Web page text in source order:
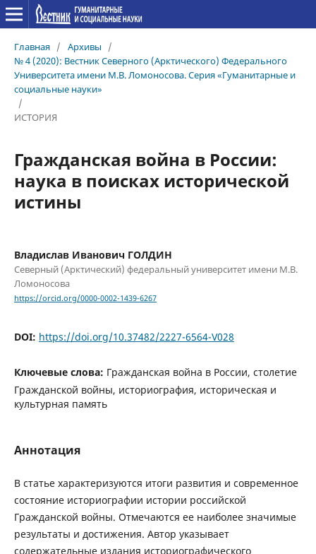
Главная / Архивы
/
№ 4 (2020): Вестник Северного (Арктического) Федерального
Университета имени М.В. Ломоносова. Серия «Гуманитарные и
социальные науки»
/
ИСТОРИЯ
Гражданская война в России:
наука в поисках исторической
истины
Владислав Иванович ГОЛДИН
Северный (Арктический) федеральный университет имени М.В.
Ломоносова
https://orcid.org/0000-0002-1439-6267
DOI: https://doi.org/10.37482/2227-6564-V028
Ключевые слова: Гражданская война в России, столетие
Гражданской войны, историография, историческая и
культурная память
Аннотация
В статье характеризуются итоги развития и современное
состояние историографии истории российской
Гражданской войны. Отмечаются ее наиболее значимые
результаты и достижения. Автор указывает
содержательные издания историографического